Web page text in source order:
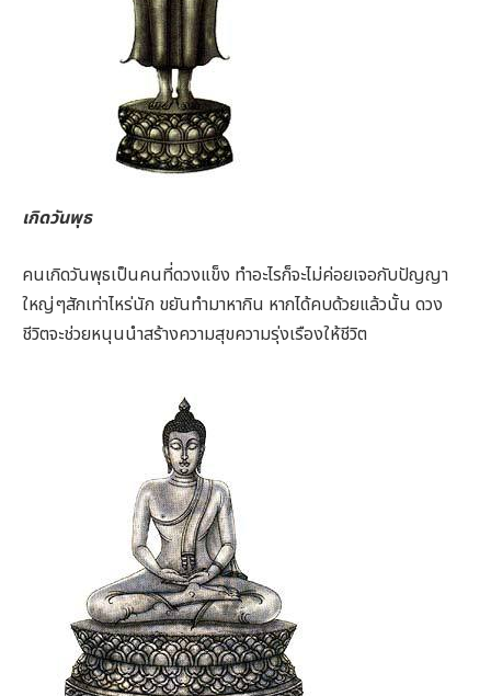
เกิดวันพุธ
คนเกิดวันพุธเป็นคนที่ดวงแข็ง ทำอะไรก็จะไม่ค่อยเจอกับปัญญา
ใหญ่ๆสักเท่าไหร่นัก ขยันทำมาหากิน หากได้คบด้วยแล้วนั้น ดวง
ชีวิตจะช่วยหนุนนำสร้างความสุขความรุ่งเรืองให้ชีวิต